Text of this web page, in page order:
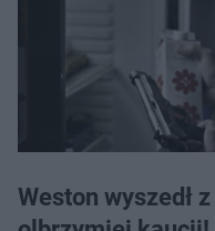
Weston wyszedł